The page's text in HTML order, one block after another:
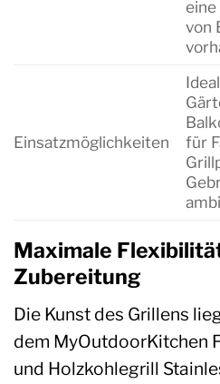
von
Einsatzmöglichkeiten
für
Maximale
Zubereitung
Die Kunst des Grillens
dem MyOutdoorKitchen
und Holzkohlegrill